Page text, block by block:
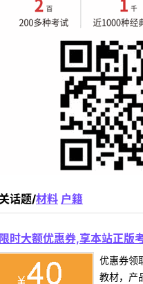
话题/材料 户籍
时大额优惠券,享本站正版
优惠券领
教材，产